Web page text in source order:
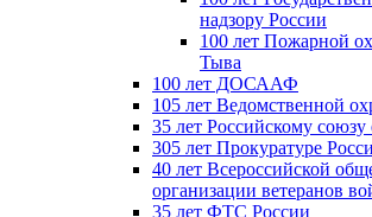
надзору России
100 лет Пожарной
Тыва
100 лет ДОСААФ
105 лет Ведомственной
35 лет Российскому союзу
305 лет Прокуратуре
40 лет Всероссийской
организации ветеранов
35 лет ФТС России